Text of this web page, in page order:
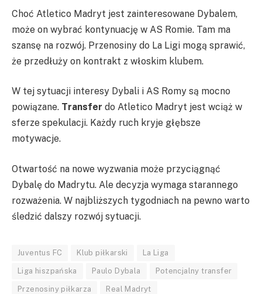
Choć Atletico Madryt jest zainteresowane Dybalem,
może on wybrać kontynuację w AS Romie. Tam ma
szansę na rozwój. Przenosiny do La Ligi mogą sprawić,
że przedłuży on kontrakt z włoskim klubem.
W tej sytuacji interesy Dybali i AS Romy są mocno
powiązane. Transfer do Atletico Madryt jest wciąż w
sferze spekulacji. Każdy ruch kryje głębsze
motywacje.
Otwartość na nowe wyzwania może przyciągnąć
Dybalę do Madrytu. Ale decyzja wymaga starannego
rozważenia. W najbliższych tygodniach na pewno warto
śledzić dalszy rozwój sytuacji.
Juventus FC Klub piłkarski La Liga
Liga hiszpańska Paulo Dybala Potencjalny transfer
Przenosiny piłkarza Real Madryt